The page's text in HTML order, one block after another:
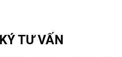
TƯ VẤN